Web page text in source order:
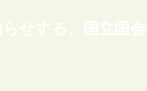
せする、国立国